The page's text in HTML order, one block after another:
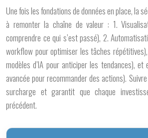
Une fois les fondations de données en place, la
à remonter la chaîne de valeur : 1.
comprendre ce qui s’est passé), 2.
workflow pour optimiser les tâches
modèles d’IA pour anticiper les tendances), et
avancée pour recommander des actions).
surcharge et garantit que chaque
précédent.